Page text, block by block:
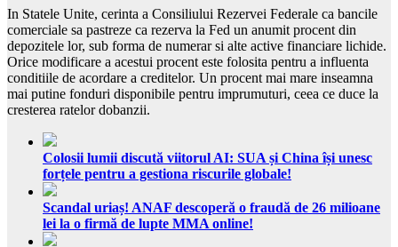
In Statele Unite, cerinta a Consiliului Rezervei Federale ca bancile
comerciale sa pastreze ca rezerva la Fed un anumit procent din
depozitele lor, sub forma de numerar si alte active financiare lichide.
Orice modificare a acestui procent este folosita pentru a influenta
conditiile de acordare a creditelor. Un procent mai mare inseamna
mai putine fonduri disponibile pentru imprumuturi, ceea ce duce la
cresterea ratelor dobanzii.
Colosii lumii discută viitorul AI: SUA și China își unesc
forțele pentru a gestiona riscurile globale!
Scandal uriaș! ANAF descoperă o fraudă de 26 milioane
lei la o firmă de lupte MMA online!